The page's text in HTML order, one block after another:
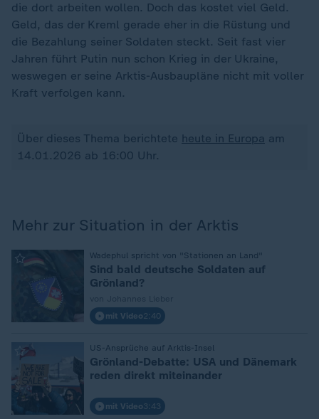
die dort arbeiten wollen. Doch das kostet viel Geld.
Geld, das der Kreml gerade eher in die Rüstung und
die Bezahlung seiner Soldaten steckt. Seit fast vier
Jahren führt Putin nun schon Krieg in der Ukraine,
weswegen er seine Arktis-Ausbaupläne nicht mit voller
Kraft verfolgen kann.
Über dieses Thema berichtete heute in Europa am
14.01.2026 ab 16:00 Uhr.
Mehr zur Situation in der Arktis
Wadephul spricht von "Stationen an Land"
Sind bald deutsche Soldaten auf
Grönland?
mit Video2:40
US-Ansprüche auf Arktis-Insel
Grönland-Debatte: USA und Dänemark
reden direkt miteinander
mit Video3:43